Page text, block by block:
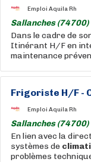
Emploi Aquila Rh
Sallanches (74700)
Dans le cadre de
Itinérant H/F en
maintenance
Frigoriste H/F -
Emploi Aquila Rh
Sallanches (74700)
En lien avec la
systèmes de
problèmes